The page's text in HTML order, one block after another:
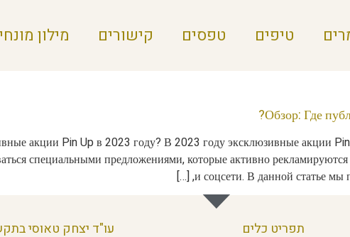
טיפים טפסים קישורים מילון
Обзор: Где
акции Pin Up в 2023 году? В 2023 году эксклюзивные акции
специальными предложениями, которые активно
и соцсети. В данной статье мы
תפריט כלים עו"ד יצחק טאוסי